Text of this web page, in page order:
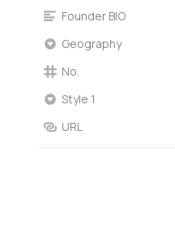
Founder BIO
Geography
No.
Style 1
URL